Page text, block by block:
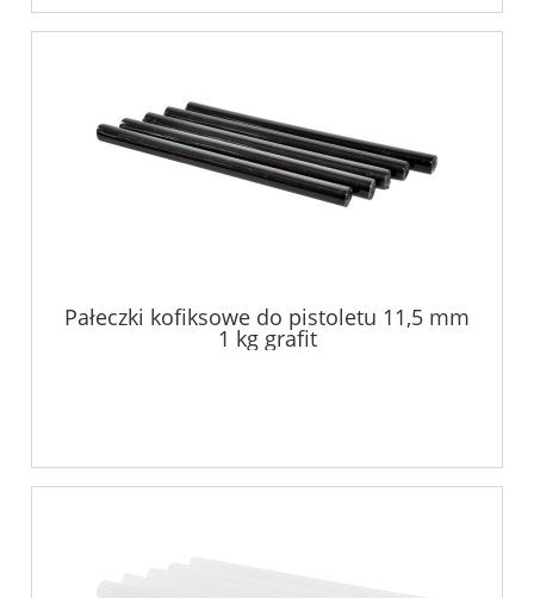
Pałeczki kofiksowe do pistoletu 11,5 mm
1 kg grafit